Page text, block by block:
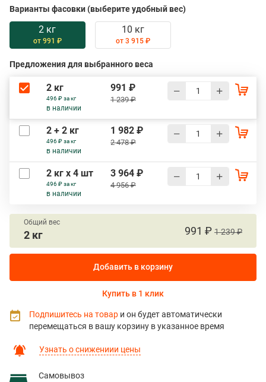
Варианты фасовки (выберите удобный вес)
2 кг
от 991 ₽
10 кг
от 3 915 ₽
Предложения для выбранного веса
2 кг
496 ₽ за кг
в наличии
991 ₽
1 239 ₽
2 + 2 кг
496 ₽ за кг
в наличии
1 982 ₽
2 478 ₽
2 кг х 4 шт
496 ₽ за кг
в наличии
3 964 ₽
4 956 ₽
Узнать о снижениии цены
Самовывоз
Общий вес
2 кг 991 ₽ 1 239 ₽
Добавить в корзину
Купить в 1 клик
Подпишитесь на товар и он будет автоматически
перемещаться в вашу корзину в указанное время